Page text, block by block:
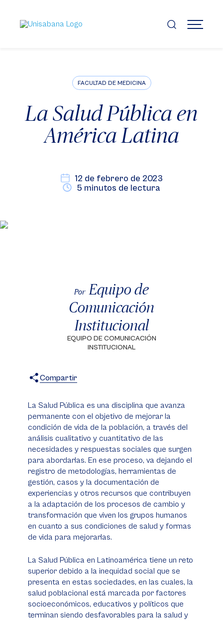
contenido
principal
MENÚ
FACULTAD DE MEDICINA
La Salud Pública en
América Latina
12 de febrero de 2023
5 minutos de lectura
Por Equipo de
Comunicación
Institucional
EQUIPO DE COMUNICACIÓN
INSTITUCIONAL
Compartir
La Salud Pública es una disciplina que avanza
permanente con el objetivo de mejorar la
condición de vida de la población, a través del
análisis cualitativo y cuantitativo de las
necesidades y respuestas sociales que surgen
para abordarlas. En ese proceso, va dejando el
registro de metodologías, herramientas de
gestión, casos y la documentación de
experiencias y otros recursos que contribuyen
a la adaptación de los procesos de cambio y
transformación que viven los grupos humanos
en cuanto a sus condiciones de salud y formas
de vida para mejorarlas.
La Salud Pública en Latinoamérica tiene un reto
superior debido a la inequidad social que se
presenta en estas sociedades, en las cuales, la
salud poblacional está marcada por factores
socioeconómicos, educativos y políticos que
terminan siendo desfavorables para la salud y